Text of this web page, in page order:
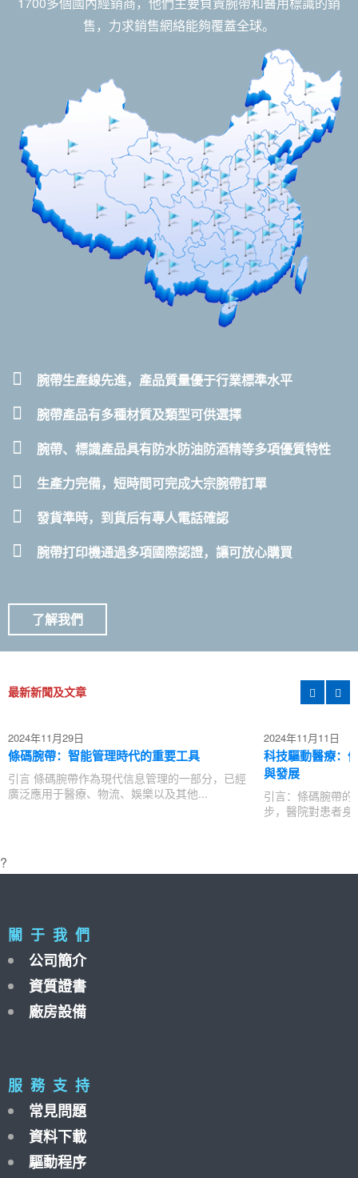
售，力求銷售網絡能夠覆蓋全球。
腕帶生產線先進，產品質量優于行業標準水平
腕帶產品有多種材質及類型可供選擇
腕帶、標識產品具有防水防油防酒精等多項優質特性
生產力完備，短時間可完成大宗腕帶訂單
發貨準時，到貨后有專人電話確認
腕帶打印機通過多項國際認證，讓可放心購買
了解我們
最新新聞及文章
2024年11月29日
條碼腕帶：智能管理時代的重要工具
引言 條碼腕帶作為現代信息管理的一部分，已經
廣泛應用于醫療、物流、娛樂以及其他...
2024年11月11日
科技驅動醫療：
與發展
引言：條碼腕帶
步，醫院對患者
?
關 于 我 們
公司簡介
資質證書
廠房設備
服 務 支 持
常見問題
資料下載
驅動程序